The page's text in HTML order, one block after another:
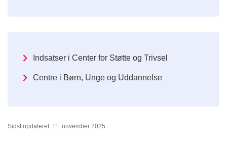
Indsatser i Center for Støtte og Trivsel
Centre i Børn, Unge og Uddannelse
Sidst opdateret: 11. november 2025